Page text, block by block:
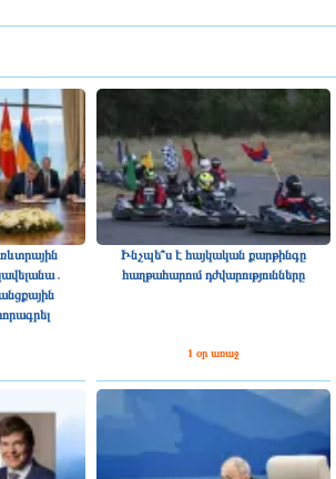
Ինչպե՞ս է հայկական քարթինգը
հաղթահարում դժվարությունները
1 օր առաջ